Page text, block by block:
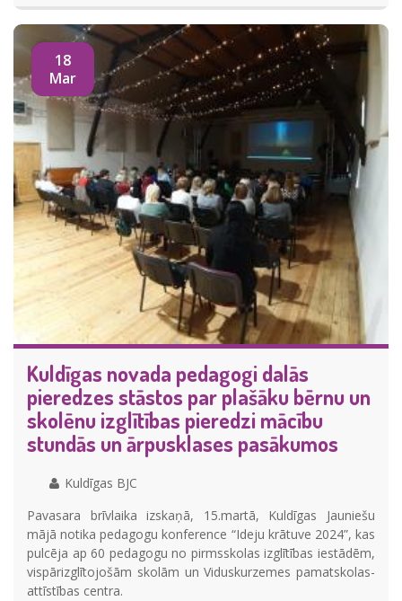
18
Mar
Kuldīgas novada pedagogi dalās
pieredzes stāstos par plašāku bērnu un
skolēnu izglītības pieredzi mācību
stundās un ārpusklases pasākumos
Kuldīgas BJC
Pavasara brīvlaika izskaņā, 15.martā, Kuldīgas Jauniešu
mājā notika pedagogu konference “Ideju krātuve 2024”, kas
pulcēja ap 60 pedagogu no pirmsskolas izglītības iestādēm,
vispārizglītojošām skolām un Viduskurzemes pamatskolas-
attīstības centra.